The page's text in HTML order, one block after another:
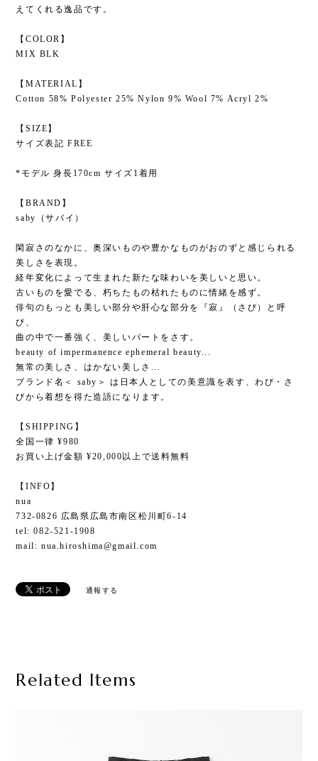
えてくれる逸品です。
【COLOR】
MIX BLK
【MATERIAL】
Cotton 58% Polyester 25% Nylon 9% Wool 7% Acryl 2%
【SIZE】
サイズ表記 FREE
*モデル 身長170cm サイズ1着用
【BRAND】
saby（サバイ）
閑寂さのなかに、奥深いものや豊かなものがおのずと感じられる
美しさを表現。
経年変化によって生まれた新たな味わいを美しいと思い。
古いものを愛でる、朽ちたもの枯れたものに情緒を感ず。
俳句のもっとも美しい部分や肝心な部分を『寂』（さび）と呼
び、
曲の中で一番強く、美しいパートをさす。
beauty of impermanence ephemeral beauty...
無常の美しさ、はかない美しさ...
ブランド名＜ saby＞ は日本人としての美意識を表す、わび・さ
びから着想を得た造語になります。
【SHIPPING】
全国一律 ¥980
お買い上げ金額 ¥20,000以上で送料無料
【INFO】
nua
732-0826 広島県広島市南区松川町6-14
tel: 082-521-1908
mail: nua.hiroshima@gmail.com
通報する
Related Items